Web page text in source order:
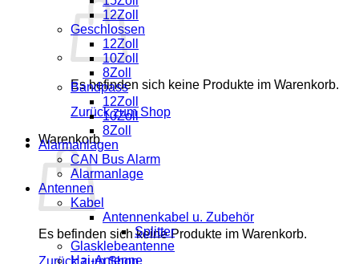
Es befinden sich keine Produkte im Warenkorb.
Zurück zum Shop
Warenkorb
Es befinden sich keine Produkte im Warenkorb.
Zurück zum Shop
12Zoll
Geschlossen
12Zoll
10Zoll
8Zoll
Bandpass
12Zoll
10Zoll
8Zoll
Alarmanlagen
CAN Bus Alarm
Alarmanlage
Antennen
Kabel
Antennenkabel u. Zubehör
Splitter
Glasklebeantenne
Hai-Antenne